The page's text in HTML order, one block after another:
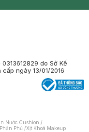
do Sở Kế
ngày 13/01/2016
Nước Cushion /
Phấn Phủ /Xịt Khoá Makeup